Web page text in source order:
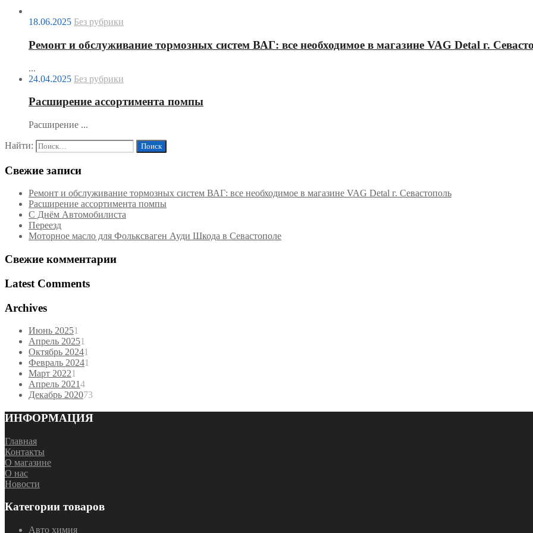
18.06.2025 Без рубрики
Ремонт и обслуживание тормозных систем ВАГ: все необходимое в магазине VAG Detal г.
...
24.04.2025 Без рубрики
Расширение ассортимента помпы
Расширение ...
Найти:
Свежие записи
Ремонт и обслуживание тормозных систем ВАГ: все необходимое в магазине VAG Detal г. Севастополь
Расширение ассортимента помпы
С Днём Автомобилиста
Переезд
Моторное масло для Фольксваген Ауди Шкода в Севастополе
Свежие комментарии
Latest Comments
Archives
Июнь 20251
Апрель 20251
Октябрь 20241
Февраль 20241
Март 20221
Апрель 20214
Декабрь 202073
ИНФОРМАЦИЯ
Главная
Контакты
О магазине
О нас
Новости
Категории товаров
Авто химия